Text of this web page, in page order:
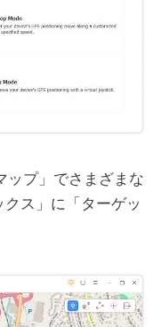
ップ」でさまざまな
ス」に「ターゲッ